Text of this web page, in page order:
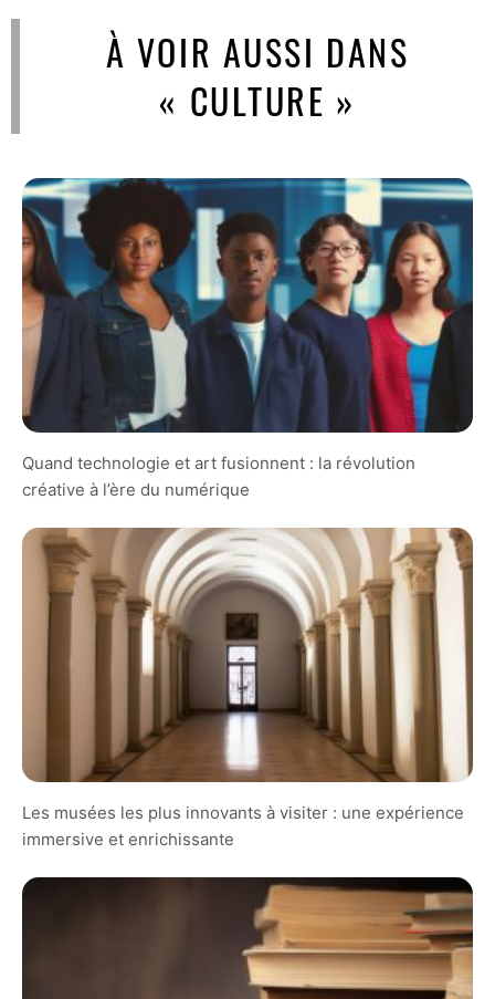
À VOIR AUSSI DANS
« CULTURE »
Quand technologie et art fusionnent : la révolution
créative à l’ère du numérique
Les musées les plus innovants à visiter : une expérience
immersive et enrichissante